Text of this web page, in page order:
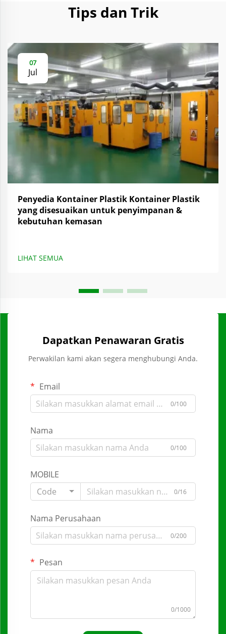
Tips dan Trik
07
Jul
Penyedia Kontainer Plastik Kontainer Plastik
yang disesuaikan untuk penyimpanan &
kebutuhan kemasan
LIHAT SEMUA
Dapatkan Penawaran Gratis
Perwakilan kami akan segera menghubungi Anda.
Email
0/100
Nama
0/100
MOBILE
Code
0/16
Nama Perusahaan
0/200
Pesan
0/1000